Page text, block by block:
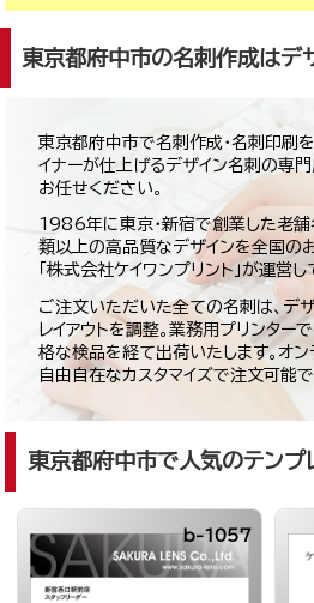
東京都府中市の名刺作成はデ
東京都府中市で名刺作成・名刺印刷
イナーが仕上げるデザイン名刺の専門
お任せください。
1986年に東京・新宿で創業した老
類以上の高品質なデザインを全国の
「株式会社ケイワンプリント」が運営し
ご注文いただいた全ての名刺は、デ
レイアウトを調整。業務用プリンタ
格な検品を経て出荷いたします。オン
自由自在なカスタマイズで注文可能で
東京都府中市で人気のテンプ
b-1057